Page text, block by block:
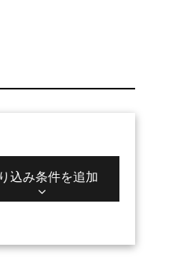
込み条件を追加